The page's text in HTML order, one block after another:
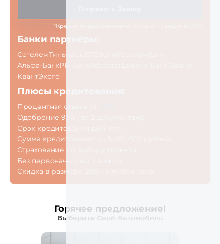
*Кредит предоставляется только гражданам РФ
Банки партнёры:
СетелемТинькофф
Альфа-БанкРН-Банк
КвантЭкспо
Плюсы кредитования:
Процентная ставка от
Одобрение 97% (по 2 документам);
Срок кредитования до 7 лет;
Сумма кредитования до 5 000 000 рублей;
Страхование по выбору клиента;
Без первоначального взноса;
Скидка в размере 20% на любое авто.
Горячее предложение!
Выберите Свой Автомобиль